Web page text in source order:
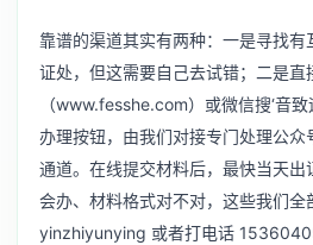
靠谱的渠道其实有两种：一是寻找
证处，但这需要自己去试错；二是直
（www.fesshe.com）或微信搜‘音
办理按钮，由我们对接专门处理公
通道。在线提交材料后，最快当天
会办、材料格式对不对，这些我们全
yinzhiyunying 或者打电话